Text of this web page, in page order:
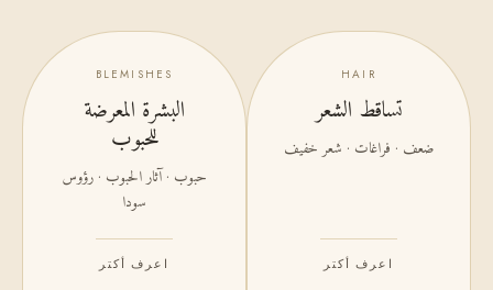
BLEMISHES
البشرة المعرضة
للحبوب
حبوب · آثار الحبوب · رؤوس
سودا
اعرف أكتر
HAIR
تساقط الشعر
ضعف · فراغات · شعر خفيف
اعرف أكتر